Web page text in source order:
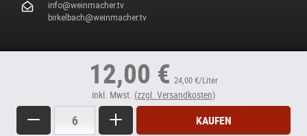
12,00 € 24,00 €/Liter
inkl. Mwst. (zzgl. Versandkosten)
Weniger KAUFEN
info@weinmacher.tv
birkelbach@weinmacher.tv
Personenbezeichnungen die männliche Form.